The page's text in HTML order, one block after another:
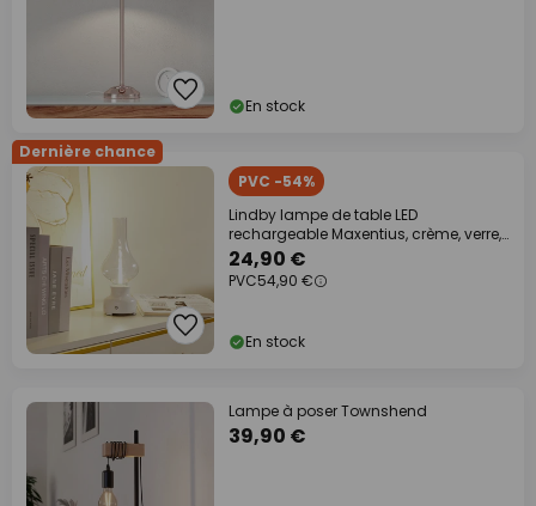
En stock
Dernière chance
PVC -54%
Lindby lampe de table LED
rechargeable Maxentius, crème, verre,
variateur
24,90 €
PVC54,90 €
En stock
Lampe à poser Townshend
39,90 €